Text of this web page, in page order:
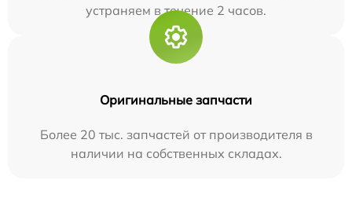
устраняем в течение 2 часов.
Оригинальные запчасти
Более 20 тыс. запчастей от производителя в
наличии на собственных складах.